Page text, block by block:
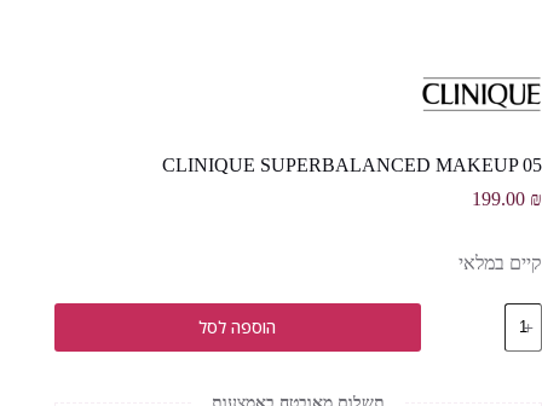
CLINIQUE SUPERBALANCED MAKEUP 05
199.00 ₪
קיים במלאי
כמות
של
CLINIQUE
הוספה לסל